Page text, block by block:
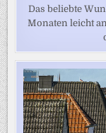
Das beliebte
Monaten leicht